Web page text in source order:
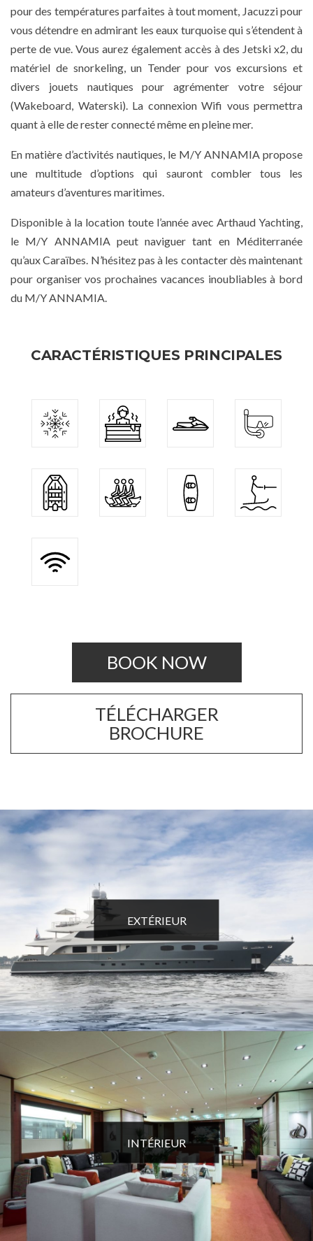
pour des températures parfaites à tout moment, Jacuzzi pour
vous détendre en admirant les eaux turquoise qui s’étendent à
perte de vue. Vous aurez également accès à des Jetski x2, du
matériel de snorkeling, un Tender pour vos excursions et
divers jouets nautiques pour agrémenter votre séjour
(Wakeboard, Waterski). La connexion Wifi vous permettra
quant à elle de rester connecté même en pleine mer.
En matière d’activités nautiques, le M/Y ANNAMIA propose
une multitude d’options qui sauront combler tous les
amateurs d’aventures maritimes.
Disponible à la location toute l’année avec Arthaud Yachting,
le M/Y ANNAMIA peut naviguer tant en Méditerranée
qu’aux Caraïbes. N’hésitez pas à les contacter dès maintenant
pour organiser vos prochaines vacances inoubliables à bord
du M/Y ANNAMIA.
CARACTÉRISTIQUES PRINCIPALES
BOOK NOW
TÉLÉCHARGER
BROCHURE
EXTÉRIEUR
INTÉRIEUR